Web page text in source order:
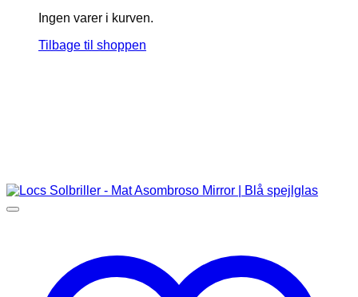
Ingen varer i kurven.
Tilbage til shoppen